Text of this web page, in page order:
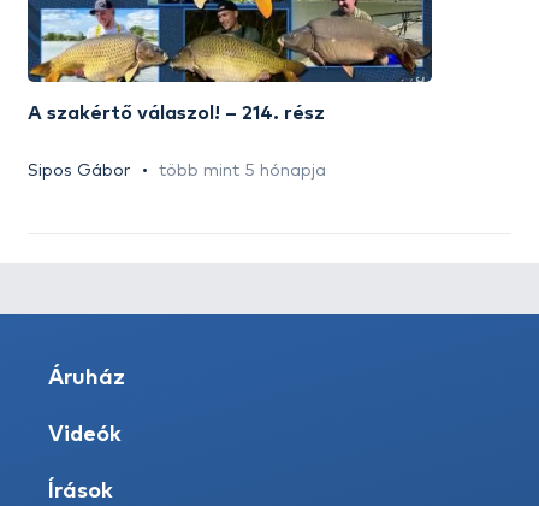
A szakértő válaszol! – 214. rész
Sipos Gábor több mint 5 hónapja
Áruház
Videók
Írások